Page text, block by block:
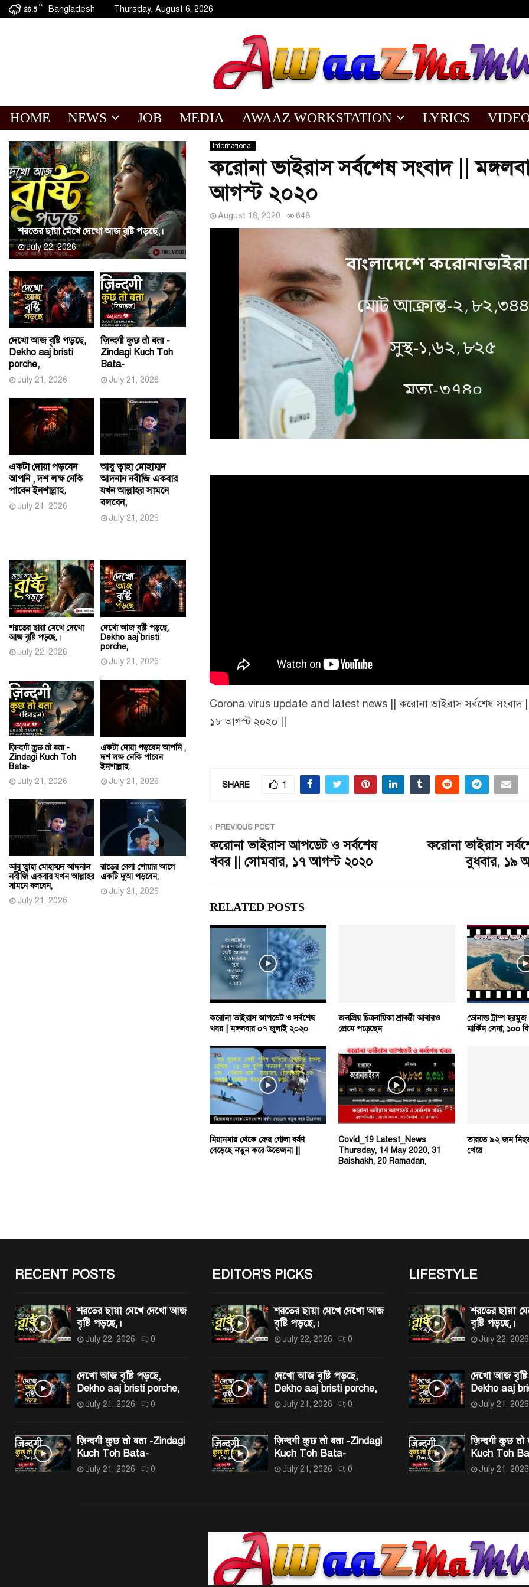
26.5
C Bangladesh Thursday, August 6, 2026
HOME NEWS JOB MEDIA AWAAZ WORKSTATION LYRICS
International
করোনা ভাইরাস সর্বশেষ সংবাদ ||
আগস্ট ২০২০
August 18, 2020 648
Corona virus update and latest news || করোনা ভাইরাস সর্বশেষ সংবাদ
১৮ আগস্ট ২০২০ ||
SHARE 1
PREVIOUS POST
করোনা ভাইরাস আপডেট ও সর্বশেষ
খবর || সোমবার, ১৭ আগস্ট ২০২০
করোনা ভাইরাস
বুধবার, ১৯
RELATED POSTS
করোনা ভাইরাস আপডেট ও সর্বশেষ
খবর | মঙ্গলবার ০৭ জুলাই ২০২০
জনপ্রিয় চিত্রনায়িকা শ্রাবন্তী আবারও
প্রেমে পড়েছেন
ডোনাল্ড ট্রাম্প
মার্কিন সেনা, ১০০
মিয়ানমার থেকে ফের গোলা বর্ষণ
বেড়েছে নতুন করে উত্তেজনা ||
Covid_19 Latest_News
Thursday, 14 May 2020, 31
Baishakh, 20 Ramadan,
ভারতে ৯২ জন
খেয়ে
শরতের ছায়া মেখে দেখো আজ বৃষ্টি পড়ছে,।
July 22, 2026
দেখো আজ বৃষ্টি পড়ছে,
Dekho aaj bristi
porche,
July 21, 2026
ज़िन्दगी कुछ तो बता -
Zindagi Kuch Toh
Bata-
July 21, 2026
একটা দোয়া পড়বেন
আপনি , দশ লক্ষ নেকি
পাবেন ইনশাল্লাহ.
July 21, 2026
আবু ত্বাহা মোহাম্মদ
আদনান নবীজি একবার
যখন আল্লাহর সামনে
বলবেন,
July 21, 2026
শরতের ছায়া মেখে দেখো
আজ বৃষ্টি পড়ছে,।
July 22, 2026
দেখো আজ বৃষ্টি পড়ছে,
Dekho aaj bristi
porche,
July 21, 2026
ज़िन्दगी कुछ तो बता -
Zindagi Kuch Toh
Bata-
July 21, 2026
একটা দোয়া পড়বেন আপনি ,
দশ লক্ষ নেকি পাবেন
ইনশাল্লাহ.
July 21, 2026
আবু ত্বাহা মোহাম্মদ আদনান
নবীজি একবার যখন আল্লাহর
সামনে বলবেন,
July 21, 2026
রাতের বেলা শোয়ার আগে
একটি দুআ পড়বেন,
July 21, 2026
RECENT POSTS
শরতের ছায়া মেখে দেখো আজ
বৃষ্টি পড়ছে,।
July 22, 2026 0
দেখো আজ বৃষ্টি পড়ছে,
Dekho aaj bristi porche,
July 21, 2026 0
ज़िन्दगी कुछ तो बता -Zindagi
Kuch Toh Bata-
July 21, 2026 0
EDITOR'S PICKS
শরতের ছায়া মেখে দেখো আজ
বৃষ্টি পড়ছে,।
July 22, 2026 0
দেখো আজ বৃষ্টি পড়ছে,
Dekho aaj bristi porche,
July 21, 2026 0
ज़िन्दगी कुछ तो बता -Zindagi
Kuch Toh Bata-
July 21, 2026 0
LIFESTYLE
শরতের ছায়া
বৃষ্টি পড়ছে,।
July 22, 2026
দেখো আজ
Dekho aaj
July 21, 2026
ज़िन्दगी कुछ
Kuch Toh
July 21, 2026